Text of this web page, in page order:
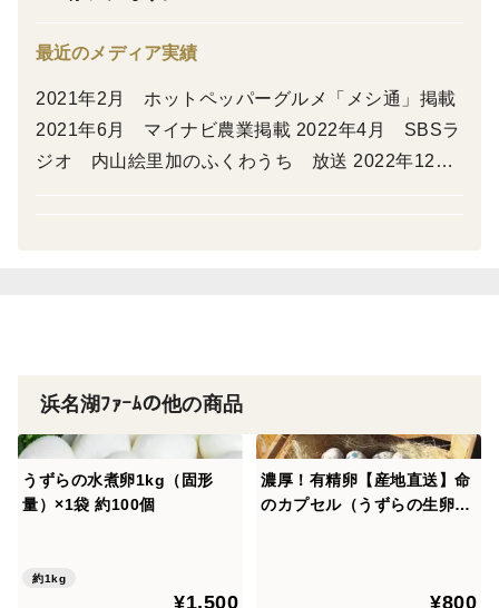
餌にたっぷり入った乳酸菌や酢酸菌が、うずらを病気か
を使わず飼育しています。そのため、卵にも薬品の残留
がなく、安全・安心な卵です。
最近のメディア実績
2021年2月 ホットペッパーグルメ「メシ通」掲載
2021年6月 マイナビ農業掲載 2022年4月 SBSラ
ジオ 内山絵里加のふくわうち 放送 2022年12
浜名湖ﾌｧｰﾑの他の商品
うずらの水煮卵1kg（固形
量）×1袋 約100個
約1kg
¥1,500
濃厚！有精卵【産地直送】命
のカプセル（うずらの生卵）
¥800